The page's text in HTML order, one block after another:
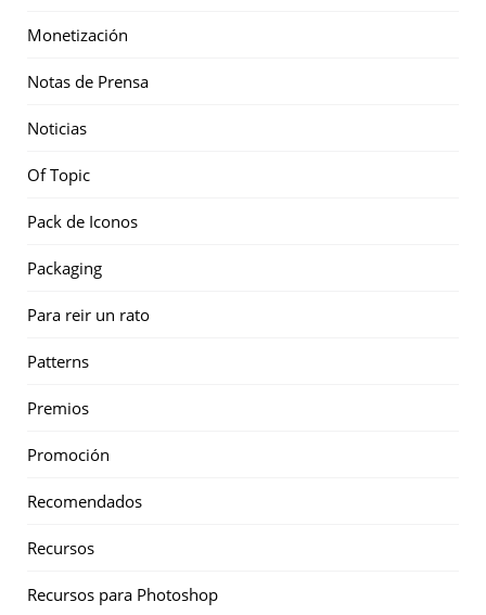
Monetización
Notas de Prensa
Noticias
Of Topic
Pack de Iconos
Packaging
Para reir un rato
Patterns
Premios
Promoción
Recomendados
Recursos
Recursos para Photoshop